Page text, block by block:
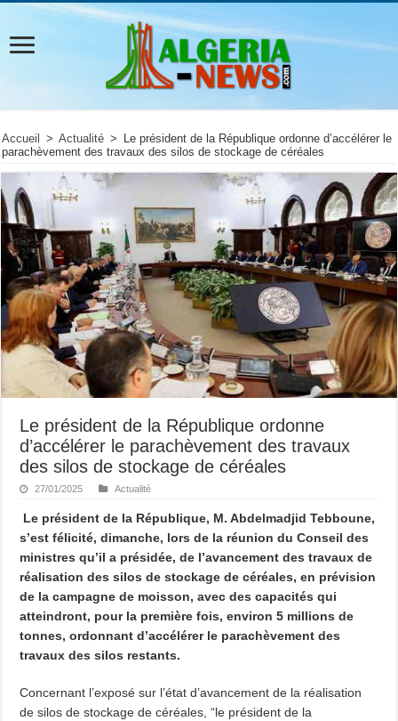
Accueil > Actualité >
Le président de la République ordonne d’accélérer le
parachèvement des travaux des silos de stockage de céréales
Le président de la République ordonne
d’accélérer le parachèvement des travaux
des silos de stockage de céréales
27/01/2025 Actualité
Le président de la République, M. Abdelmadjid Tebboune,
s’est félicité, dimanche, lors de la réunion du Conseil des
ministres qu’il a présidée, de l’avancement des travaux de
réalisation des silos de stockage de céréales, en prévision
de la campagne de moisson, avec des capacités qui
atteindront, pour la première fois, environ 5 millions de
tonnes, ordonnant d’accélérer le parachèvement des
travaux des silos restants.
Concernant l’exposé sur l’état d’avancement de la réalisation
de silos de stockage de céréales, “le président de la